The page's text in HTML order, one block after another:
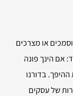
או מצרכים
אם הינך פונה
בדורנו
של עסקים